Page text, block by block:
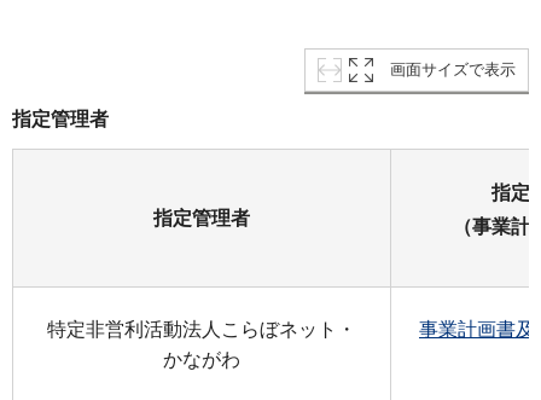
画面サイズで表示
指定管理者
指定管理者
指定
（事業
特定非営利活動法人こらぼネット・
かながわ
事業計画書